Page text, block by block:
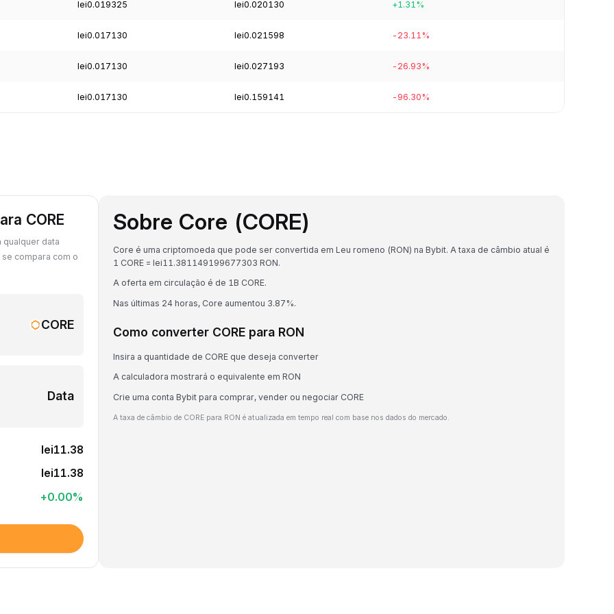
lei0.019325 lei0.020130 +1.31%
lei0.017130 lei0.021598 -23.11%
lei0.017130 lei0.027193 -26.93%
lei0.017130 lei0.159141 -96.30%
CORE
qualquer data
se compara com o
CORE
Data
lei11.38
lei11.38
+0.00%
Sobre Core (CORE)
Core é uma criptomoeda que pode ser convertida em Leu romeno (RON) na Bybit. A taxa de câmbio atual é
1 CORE = lei11.381149199677303 RON.
A oferta em circulação é de 1B CORE.
Nas últimas 24 horas, Core aumentou 3.87%.
Como converter CORE para RON
Insira a quantidade de CORE que deseja converter
A calculadora mostrará o equivalente em RON
Crie uma conta Bybit para comprar, vender ou negociar CORE
A taxa de câmbio de CORE para RON é atualizada em tempo real com base nos dados do mercado.